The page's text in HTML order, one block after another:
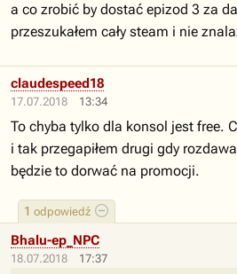
a co zrobić by dostać epizod 3 za
przeszukałem cały steam i nie
17.07.2018 13:34
1 odpowiedź
claudespeed18
To chyba tylko dla konsol jest free.
i tak przegapiłem drugi gdy
będzie to dorwać na promocji.
18.07.2018 17:37
Bhalu-ep_NPC